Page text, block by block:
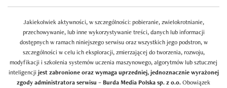
Jakiekolwiek aktywności, w szczególności: pobieranie, zwielokrotnianie,
przechowywanie, lub inne wykorzystywanie treści, danych lub informacji
dostępnych w ramach niniejszego serwisu oraz wszystkich jego podstron, w
szczególności w celu ich eksploracji, zmierzającej do tworzenia, rozwoju,
modyfikacji i szkolenia systemów uczenia maszynowego, algorytmów lub sztucznej
inteligencji jest zabronione oraz wymaga uprzedniej, jednoznacznie wyrażonej
zgody administratora serwisu – Burda Media Polska sp. z o.o.Obowiązek